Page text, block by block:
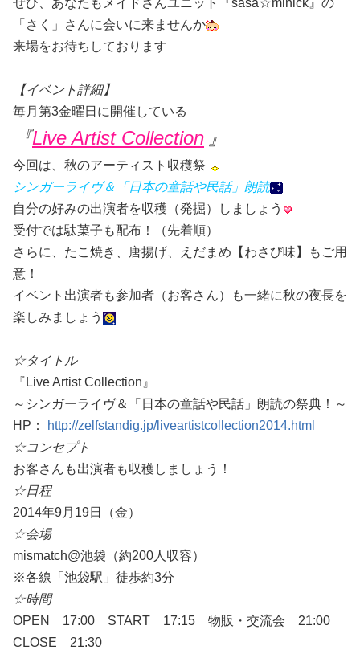
ぜひ、あなたもメイドさんユニット『sasa☆minick』の
「さく」さんに会いに来ませんか
来場をお待ちしております
【イベント詳細】
毎月第3金曜日に開催している
『Live Artist Collection 』
今回は、秋のアーティスト収穫祭
シンガーライヴ＆「日本の童話や民話」朗読
自分の好みの出演者を収穫（発掘）しましょう
受付では駄菓子も配布！（先着順）
さらに、たこ焼き、唐揚げ、えだまめ【わさび味】もご用
意！
イベント出演者も参加者（お客さん）も一緒に秋の夜長を
楽しみましょう
☆タイトル
『Live Artist Collection』
～シンガーライヴ＆「日本の童話や民話」朗読の祭典！～
HP：
http://zelfstandig.jp/liveartistcollection2014.html
☆コンセプト
お客さんも出演者も収穫しましょう！
☆日程
2014年9月19日（金）
☆会場
mismatch@池袋（約200人収容）
※各線「池袋駅」徒歩約3分
☆時間
OPEN 17:00 START 17:15 物販・交流会 21:00
CLOSE 21:30